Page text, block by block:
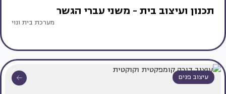
תכנון ועיצוב בית - משני עברי הגשר
מערכת בית ונוי
עיצוב פנים